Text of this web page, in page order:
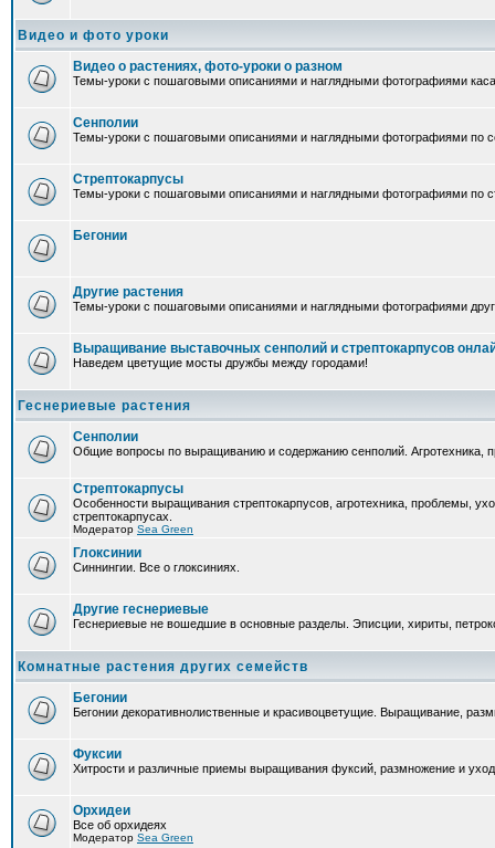
Видео и фото уроки
Видео о растениях, фото-уроки о разном
Темы-уроки с пошаговыми описаниями и наглядными фотографиями
Сенполии
Темы-уроки с пошаговыми описаниями и наглядными фотографиями по
Стрептокарпусы
Темы-уроки с пошаговыми описаниями и наглядными фотографиями по
Бегонии
Другие растения
Темы-уроки с пошаговыми описаниями и наглядными фотографиями
Выращивание выставочных сенполий и стрептокарпусов
Наведем цветущие мосты дружбы между городами!
Геснериевые растения
Сенполии
Общие вопросы по выращиванию и содержанию сенполий. Агротехника,
Стрептокарпусы
Особенности выращивания стрептокарпусов, агротехника, проблемы,
стрептокарпусах.
Модератор Sea Green
Глоксинии
Синнингии. Все о глоксиниях.
Другие геснериевые
Геснериевые не вошедшие в основные разделы. Эписции, хириты,
Комнатные растения других семейств
Бегонии
Бегонии декоративнолиственные и красивоцветущие. Выращивание,
Фуксии
Хитрости и различные приемы выращивания фуксий, размножение и
Орхидеи
Все об орхидеях
Модератор Sea Green